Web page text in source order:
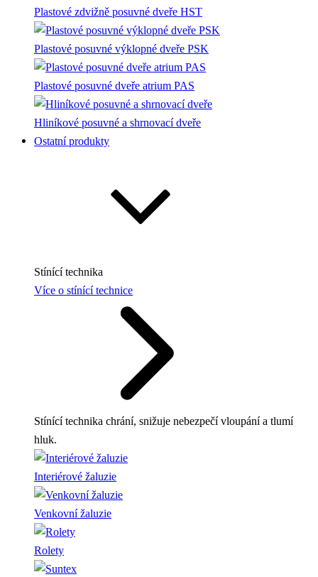
Plastové zdvižně posuvné dveře HST
Plastové posuvné výklopné dveře PSK
Plastové posuvné dveře atrium PAS
Hliníkové posuvné a shrnovací dveře
Ostatní produkty
Stínící technika
Více o stínící technice
Stínící technika chrání, snižuje nebezpečí vloupání a tlumí
hluk.
Interiérové žaluzie
Venkovní žaluzie
Rolety